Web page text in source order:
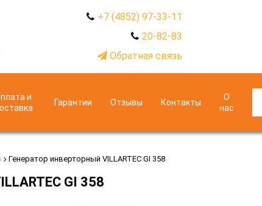
+7 (4852) 97-33-11
20-82-83
Обратная связь
и
Гарантии Отзывы Контакты
О
нас
Генератор инверторный VILLARTEC GI 358
GI 358